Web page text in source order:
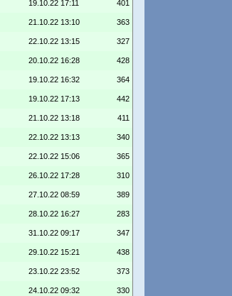
19.10.22 17:11 401
21.10.22 13:10 363
22.10.22 13:15 327
20.10.22 16:28 428
19.10.22 16:32 364
19.10.22 17:13 442
21.10.22 13:18 411
22.10.22 13:13 340
22.10.22 15:06 365
26.10.22 17:28 310
27.10.22 08:59 389
28.10.22 16:27 283
31.10.22 09:17 347
29.10.22 15:21 438
23.10.22 23:52 373
24.10.22 09:32 330